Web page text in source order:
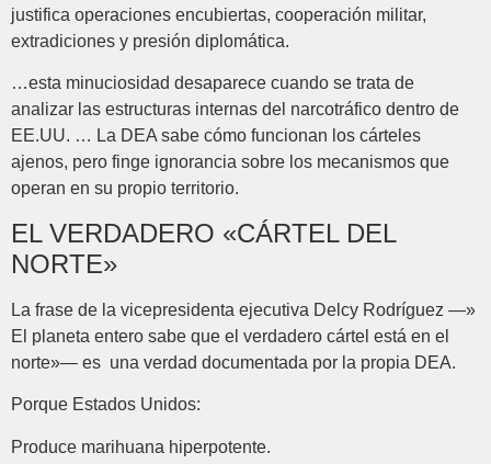
justifica operaciones encubiertas, cooperación militar,
extradiciones y presión diplomática.
…esta minuciosidad desaparece cuando se trata de
analizar las estructuras internas del narcotráfico dentro de
EE.UU. … La DEA sabe cómo funcionan los cárteles
ajenos, pero finge ignorancia sobre los mecanismos que
operan en su propio territorio.
EL VERDADERO «CÁRTEL DEL
NORTE»
La frase de la vicepresidenta ejecutiva Delcy Rodríguez —»
El planeta entero sabe que el verdadero cártel está en el
norte»— es una verdad documentada por la propia DEA.
Porque Estados Unidos:
Produce marihuana hiperpotente.